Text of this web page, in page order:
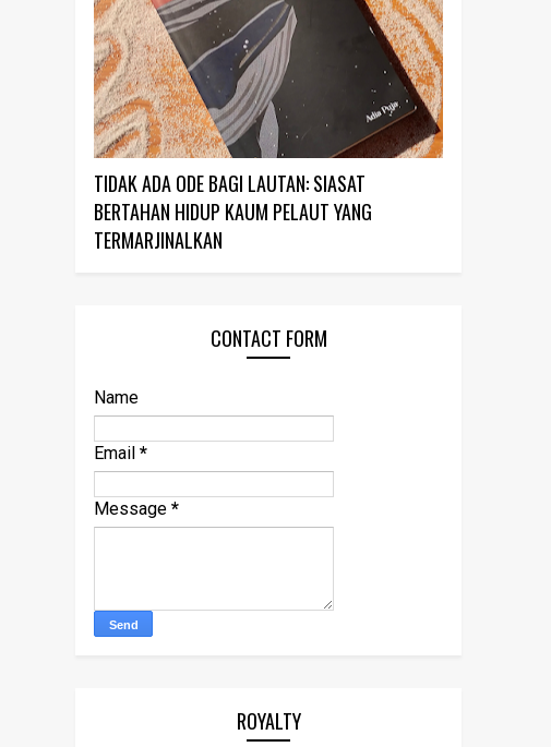
TIDAK ADA ODE BAGI LAUTAN: SIASAT
BERTAHAN HIDUP KAUM PELAUT YANG
TERMARJINALKAN
CONTACT FORM
Name
Email *
Message *
ROYALTY